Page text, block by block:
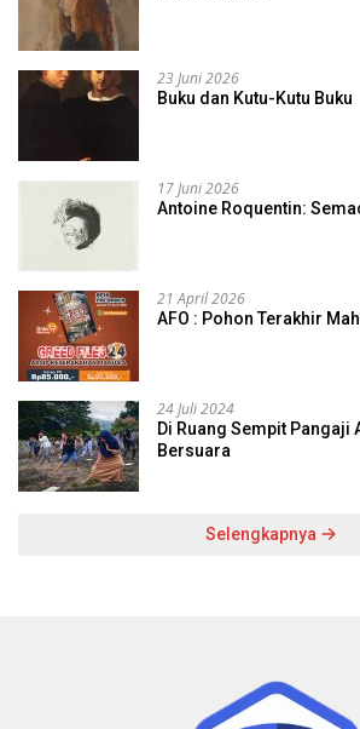
23 Juni 2026
Buku dan Kutu-Kutu Buku
17 Juni 2026
Antoine Roquentin:
21 April 2026
AFO : Pohon Terakhir
24 Juli 2024
Di Ruang Sempit Pangaji
Bersuara
Selengkapnya